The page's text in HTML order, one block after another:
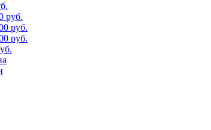
руб.
руб.
руб.